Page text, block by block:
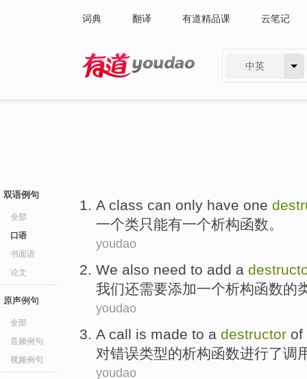
词典 翻译 有道精品课 云笔记
中英
双语例句
全部
口语
书面语
论文
原声例句
全部
音频例句
视频例句
A class can only have one
一个类只能有一个析构函数。
youdao
We also need to add a
我们还需要添加一个析构函数的
youdao
A call is made to a destructor of
对错误类型的析构函数进行了调
youdao